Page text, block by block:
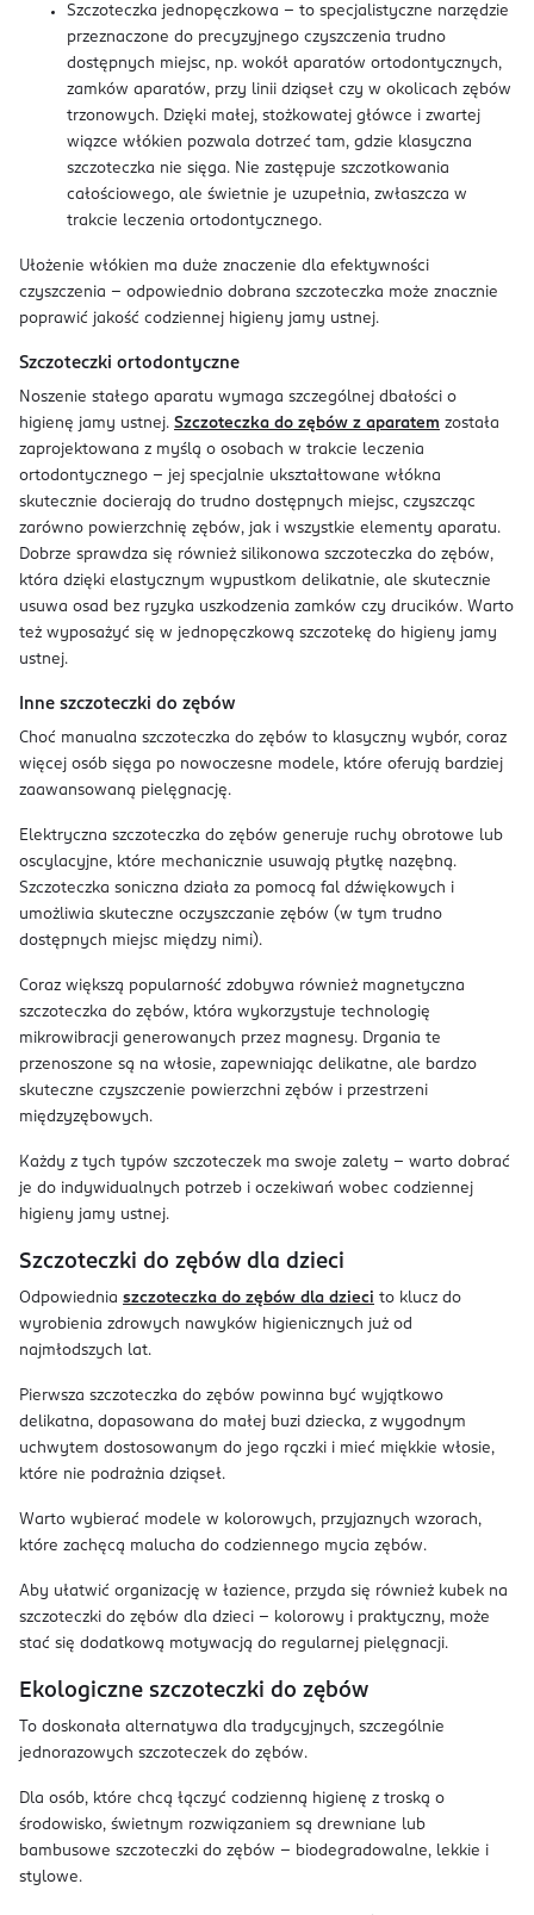
Szczoteczka jednopęczkowa – to specjalistyczne narzędzie
przeznaczone do precyzyjnego czyszczenia trudno
dostępnych miejsc, np. wokół aparatów ortodontycznych,
zamków aparatów, przy linii dziąseł czy w okolicach zębów
trzonowych. Dzięki małej, stożkowatej główce i zwartej
wiązce włókien pozwala dotrzeć tam, gdzie klasyczna
szczoteczka nie sięga. Nie zastępuje szczotkowania
całościowego, ale świetnie je uzupełnia, zwłaszcza w
trakcie leczenia ortodontycznego.
Ułożenie włókien ma duże znaczenie dla efektywności
czyszczenia – odpowiednio dobrana szczoteczka może znacznie
poprawić jakość codziennej higieny jamy ustnej.
Szczoteczki ortodontyczne
Noszenie stałego aparatu wymaga szczególnej dbałości o
higienę jamy ustnej. Szczoteczka do zębów z aparatem została
zaprojektowana z myślą o osobach w trakcie leczenia
ortodontycznego – jej specjalnie ukształtowane włókna
skutecznie docierają do trudno dostępnych miejsc, czyszcząc
zarówno powierzchnię zębów, jak i wszystkie elementy aparatu.
Dobrze sprawdza się również silikonowa szczoteczka do zębów,
która dzięki elastycznym wypustkom delikatnie, ale skutecznie
usuwa osad bez ryzyka uszkodzenia zamków czy drucików. Warto
też wyposażyć się w jednopęczkową szczotekę do higieny jamy
ustnej.
Inne szczoteczki do zębów
Choć manualna szczoteczka do zębów to klasyczny wybór, coraz
więcej osób sięga po nowoczesne modele, które oferują bardziej
zaawansowaną pielęgnację.
Elektryczna szczoteczka do zębów generuje ruchy obrotowe lub
oscylacyjne, które mechanicznie usuwają płytkę nazębną.
Szczoteczka soniczna działa za pomocą fal dźwiękowych i
umożliwia skuteczne oczyszczanie zębów (w tym trudno
dostępnych miejsc między nimi).
Coraz większą popularność zdobywa również magnetyczna
szczoteczka do zębów, która wykorzystuje technologię
mikrowibracji generowanych przez magnesy. Drgania te
przenoszone są na włosie, zapewniając delikatne, ale bardzo
skuteczne czyszczenie powierzchni zębów i przestrzeni
międzyzębowych.
Każdy z tych typów szczoteczek ma swoje zalety – warto dobrać
je do indywidualnych potrzeb i oczekiwań wobec codziennej
higieny jamy ustnej.
Szczoteczki do zębów dla dzieci
Odpowiednia szczoteczka do zębów dla dzieci to klucz do
wyrobienia zdrowych nawyków higienicznych już od
najmłodszych lat.
Pierwsza szczoteczka do zębów powinna być wyjątkowo
delikatna, dopasowana do małej buzi dziecka, z wygodnym
uchwytem dostosowanym do jego rączki i mieć miękkie włosie,
które nie podrażnia dziąseł.
Warto wybierać modele w kolorowych, przyjaznych wzorach,
które zachęcą malucha do codziennego mycia zębów.
Aby ułatwić organizację w łazience, przyda się również kubek na
szczoteczki do zębów dla dzieci – kolorowy i praktyczny, może
stać się dodatkową motywacją do regularnej pielęgnacji.
Ekologiczne szczoteczki do zębów
To doskonała alternatywa dla tradycyjnych, szczególnie
jednorazowych szczoteczek do zębów.
Dla osób, które chcą łączyć codzienną higienę z troską o
środowisko, świetnym rozwiązaniem są drewniane lub
bambusowe szczoteczki do zębów – biodegradowalne, lekkie i
stylowe.